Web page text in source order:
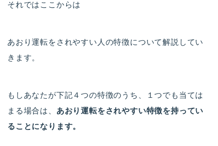
それではここからは
あおり運転をされやすい人の特徴について解説してい
きます。
もしあなたが下記４つの特徴のうち、１つでも当ては
まる場合は、 あおり運転をされやすい特徴を持ってい
ることになります。